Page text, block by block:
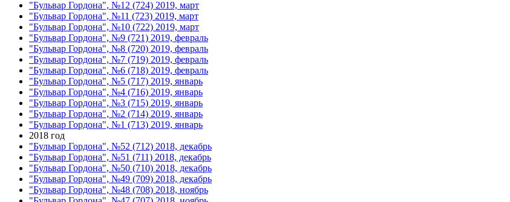
"Бульвар Гордона", №12 (724) 2019, март
"Бульвар Гордона", №11 (723) 2019, март
"Бульвар Гордона", №10 (722) 2019, март
"Бульвар Гордона", №9 (721) 2019, февраль
"Бульвар Гордона", №8 (720) 2019, февраль
"Бульвар Гордона", №7 (719) 2019, февраль
"Бульвар Гордона", №6 (718) 2019, февраль
"Бульвар Гордона", №5 (717) 2019, январь
"Бульвар Гордона", №4 (716) 2019, январь
"Бульвар Гордона", №3 (715) 2019, январь
"Бульвар Гордона", №2 (714) 2019, январь
"Бульвар Гордона", №1 (713) 2019, январь
2018 год
"Бульвар Гордона", №52 (712) 2018, декабрь
"Бульвар Гордона", №51 (711) 2018, декабрь
"Бульвар Гордона", №50 (710) 2018, декабрь
"Бульвар Гордона", №49 (709) 2018, декабрь
"Бульвар Гордона", №48 (708) 2018, ноябрь